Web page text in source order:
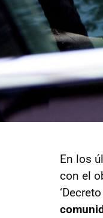
En los
con el